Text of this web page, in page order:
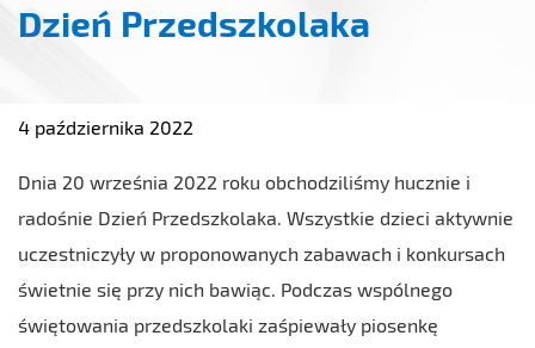
Dzień Przedszkolaka
4 października 2022
Dnia 20 września 2022 roku obchodziliśmy hucznie i
radośnie Dzień Przedszkolaka. Wszystkie dzieci aktywnie
uczestniczyły w proponowanych zabawach i konkursach
świetnie się przy nich bawiąc. Podczas wspólnego
świętowania przedszkolaki zaśpiewały piosenkę